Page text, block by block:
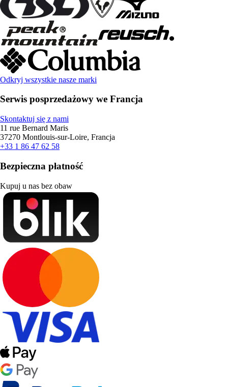
Odkryj wszystkie nasze marki
Serwis posprzedażowy we Francja
Skontaktuj się z nami
11 rue Bernard Maris
37270 Montlouis-sur-Loire, Francja
+33 1 86 47 62 58
Bezpieczna płatność
Kupuj u nas bez obaw